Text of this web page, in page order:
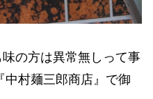
の方は異常無しって事
中村麺三郎商店』で御